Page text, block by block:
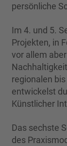
persönliche
Im 4. und 5.
Projekten, in
vor allem
regionalen
entwickelst
Künstlicher
Das sechste
des